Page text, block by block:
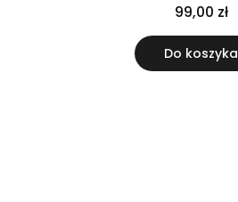
99,00 zł
Do koszyka